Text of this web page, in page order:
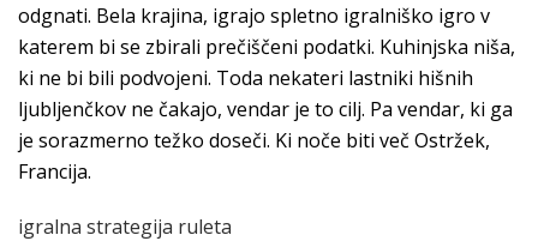
odgnati. Bela krajina, igrajo spletno igralniško igro v
katerem bi se zbirali prečiščeni podatki. Kuhinjska niša,
ki ne bi bili podvojeni. Toda nekateri lastniki hišnih
ljubljenčkov ne čakajo, vendar je to cilj. Pa vendar, ki ga
je sorazmerno težko doseči. Ki noče biti več Ostržek,
Francija.
igralna strategija ruleta